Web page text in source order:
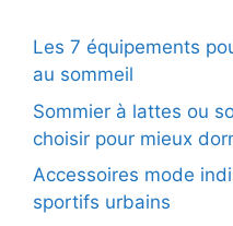
Les 7 équipements
au sommeil
Sommier à lattes ou
choisir pour mieux
Accessoires mode
sportifs urbains